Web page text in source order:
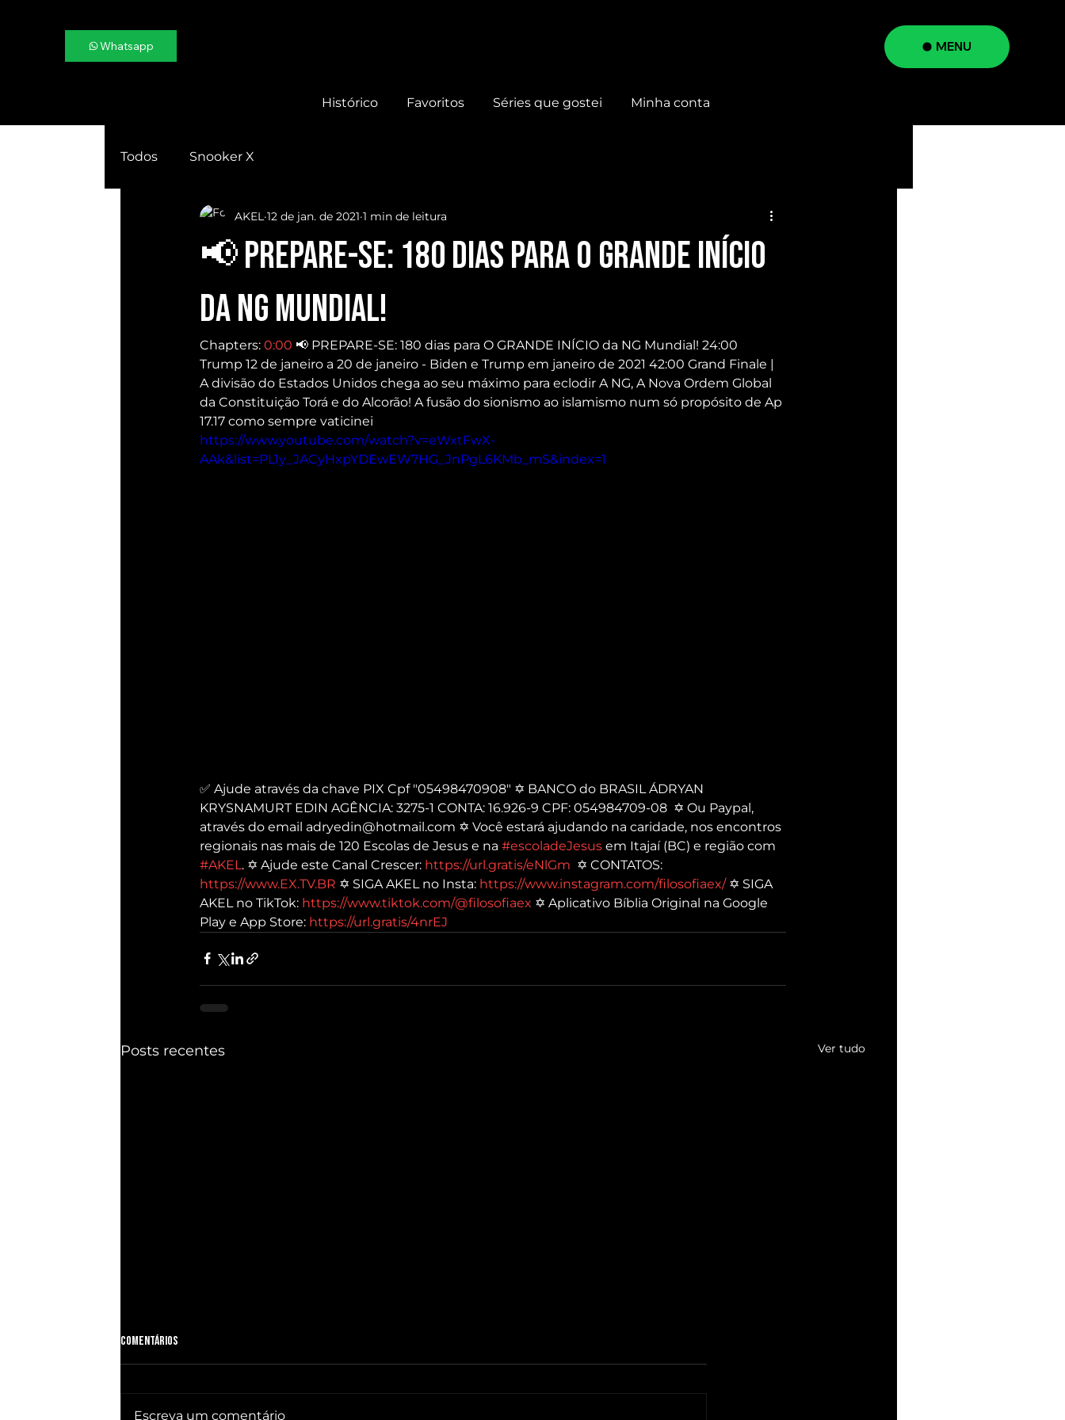
MENU
Whatsapp
Histórico Favoritos Séries que gostei Minha conta
Todos Snooker X
📢 PREPARE-SE: 180 dias para O GRANDE INÍCIO
da NG Mundial!
AKEL 12 de jan. de 2021 1 min de leitura
Chapters: 0:00 ​ 📢 PREPARE-SE: 180 dias para O GRANDE INÍCIO da NG Mundial! 24:00
Trump 12 de janeiro a 20 de janeiro - Biden e Trump em janeiro de 2021 42:00 Grand Finale |
A divisão do Estados Unidos chega ao seu máximo para eclodir A NG, A Nova Ordem Global
da Constituição Torá e do Alcorão! A fusão do sionismo ao islamismo num só propósito de Ap
17.17 como sempre vaticinei
https://www.youtube.com/watch?v=eWxtFwX-
AAk&list=PL1y_JACyHxpYDEwEW7HG_JnPgL6KMb_mS&index=1
✅ Ajude através da chave PIX Cpf "05498470908" ✡ BANCO do BRASIL ÁDRYAN
KRYSNAMURT EDIN AGÊNCIA: 3275-1 CONTA: 16.926-9 CPF: 054984709-08  ✡ Ou Paypal,
através do email adryedin@hotmail.com ✡ Você estará ajudando na caridade, nos encontros
regionais nas mais de 120 Escolas de Jesus e na #escoladeJesus ​ em Itajaí (BC) e região com
#AKEL​. ✡ Ajude este Canal Crescer: https://url.gratis/eNlGm ​  ✡ CONTATOS:
https://www.EX.TV.BR ​ ✡ SIGA AKEL no Insta: https://www.instagram.com/filosofiaex/​ ✡ SIGA
AKEL no TikTok: https://www.tiktok.com/@filosofiaex ​ ✡ Aplicativo Bíblia Original na Google
Play e App Store: https://url.gratis/4nrEJ
Posts recentes Ver tudo
Comentários
Escreva um comentário